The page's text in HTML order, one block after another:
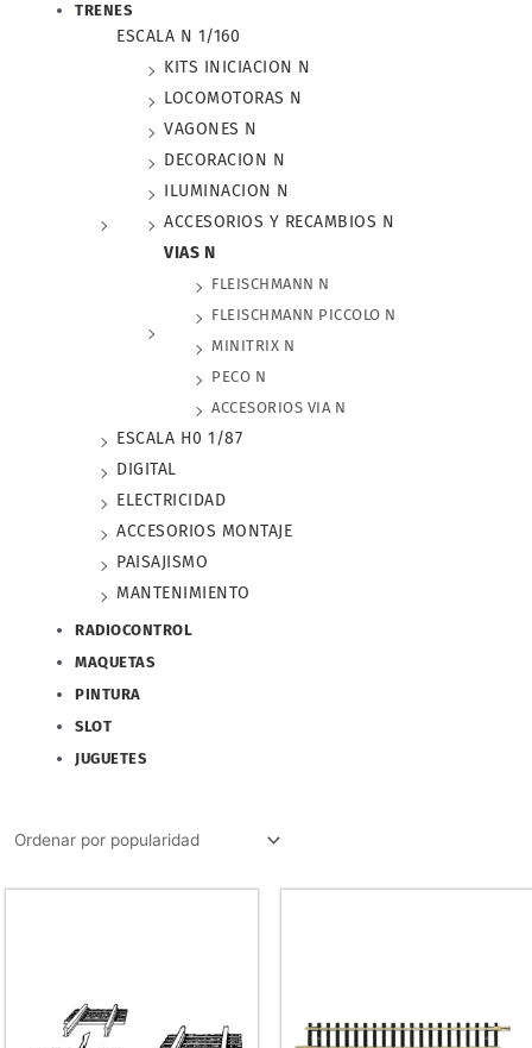
TRENES
ESCALA N 1/160
KITS INICIACION N
LOCOMOTORAS N
VAGONES N
DECORACION N
ILUMINACION N
ACCESORIOS Y RECAMBIOS N
VIAS N
FLEISCHMANN N
FLEISCHMANN PICCOLO N
MINITRIX N
PECO N
ACCESORIOS VIA N
ESCALA H0 1/87
DIGITAL
ELECTRICIDAD
ACCESORIOS MONTAJE
PAISAJISMO
MANTENIMIENTO
RADIOCONTROL
MAQUETAS
PINTURA
SLOT
JUGUETES